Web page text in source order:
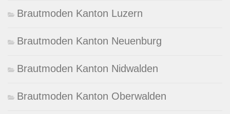
Brautmoden Kanton Luzern
Brautmoden Kanton Neuenburg
Brautmoden Kanton Nidwalden
Brautmoden Kanton Oberwalden